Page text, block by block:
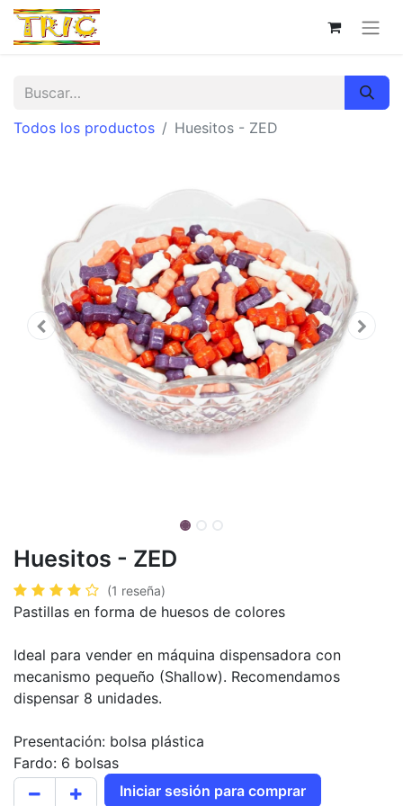
Todos los productos Huesitos - ZED
Huesitos - ZED
(1 reseña)
Pastillas en forma de huesos de colores
Ideal para vender en máquina dispensadora con
mecanismo pequeño (Shallow). Recomendamos
dispensar 8 unidades.
Presentación: bolsa plástica
Fardo: 6 bolsas
Iniciar sesión para comprar